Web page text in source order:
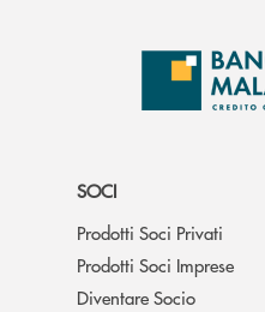
SOCI
Prodotti Soci Privati
Prodotti Soci Imprese
Diventare Socio